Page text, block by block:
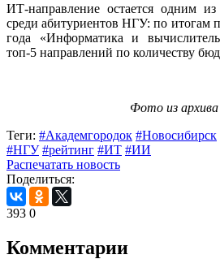
ИТ-направление остается одним
среди абитуриентов НГУ: по итогам
года «Информатика и
топ-5 направлений по количеству
Фото из
Теги: #Академгородок #Новосибирск
#НГУ #рейтинг #ИТ #ИИ
Распечатать новость
Поделиться:
393 0
Комментарии